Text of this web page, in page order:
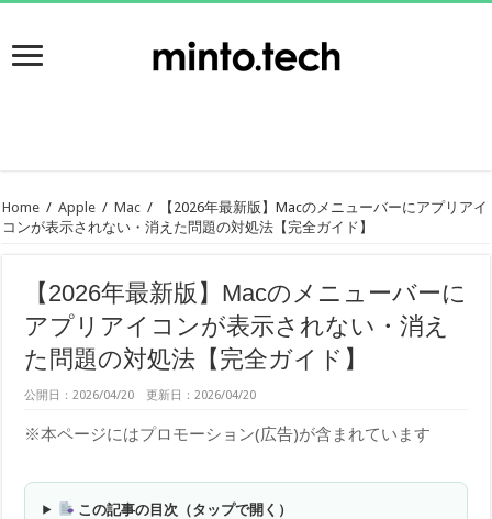
Home / Apple / Mac /
【2026年最新版】Macのメニューバーにアプリアイ
コンが表示されない・消えた問題の対処法【完全ガイド】
【2026年最新版】Macのメニューバーに
アプリアイコンが表示されない・消え
た問題の対処法【完全ガイド】
公開日：2026/04/20 更新日：2026/04/20
※本ページにはプロモーション(広告)が含まれています
この記事の目次（タップで開く）